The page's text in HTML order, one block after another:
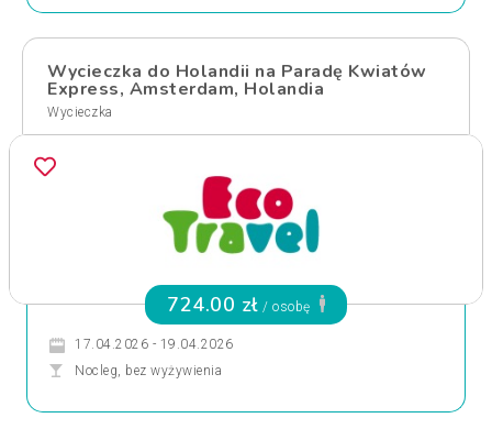
Wycieczka do Holandii na Paradę Kwiatów
Express, Amsterdam, Holandia
Wycieczka
724.00 zł / osobę
17.04.2026 - 19.04.2026
Nocleg, bez wyżywienia